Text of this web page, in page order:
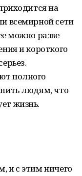
на
всемирной сети
можно разве
и короткого
полного
людям, что
жизнь.
и с этим ничего